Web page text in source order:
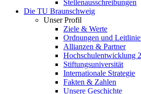
Stellenausschreibungen
Die TU Braunschweig
Unser Profil
Ziele & Werte
Ordnungen und
Allianzen & Partner
Hochschulentwicklung
Stiftungsuniversität
Internationale Strategie
Fakten & Zahlen
Unsere Geschichte